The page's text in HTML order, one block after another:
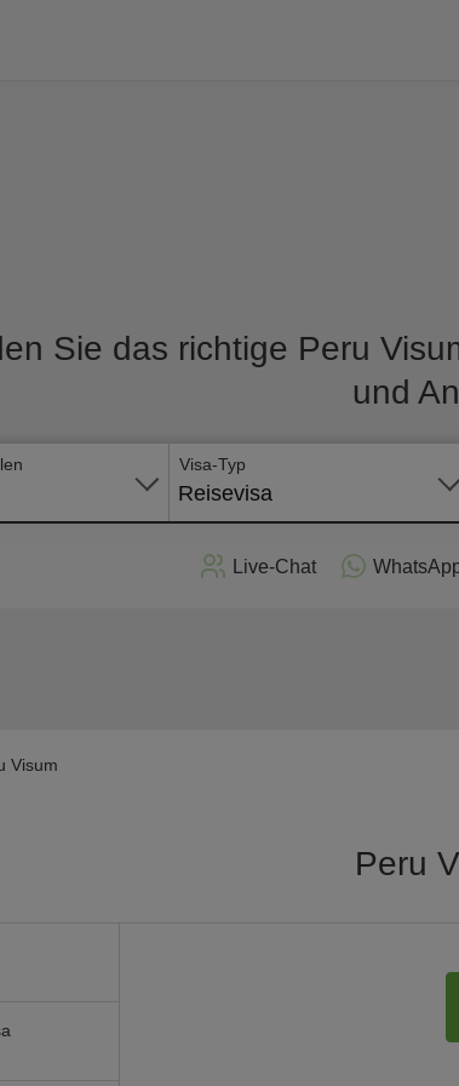
Sie das richtige Peru
und
Visa-Typ
Reisevisa
Live-Chat
Visum
Peru